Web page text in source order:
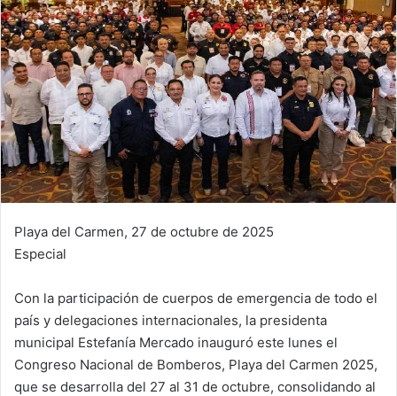
Playa del Carmen, 27 de octubre de 2025
Especial
Con la participación de cuerpos de emergencia de todo el
país y delegaciones internacionales, la presidenta
municipal Estefanía Mercado inauguró este lunes el
Congreso Nacional de Bomberos, Playa del Carmen 2025,
que se desarrolla del 27 al 31 de octubre, consolidando al